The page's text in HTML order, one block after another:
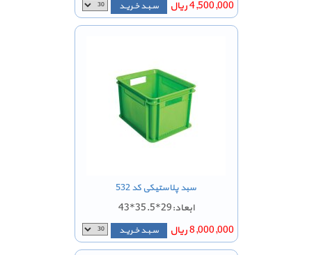
4,500,000 ریال
سـبـد خـریـد
سبد پلاستیکی کد 532
ابعاد:29*35.5*43
8,000,000 ریال
سـبـد خـریـد